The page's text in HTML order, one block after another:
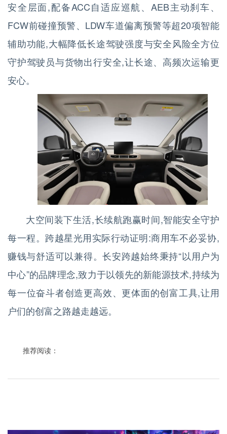
安全层面,配备ACC自适应巡航、AEB主动刹车、
FCW前碰撞预警、LDW车道偏离预警等超20项智能
辅助功能,大幅降低长途驾驶强度与安全风险全方位
守护驾驶员与货物出行安全,让长途、高频次运输更
安心。
大空间装下生活,长续航跑赢时间,智能安全守护
每一程。跨越星光用实际行动证明:商用车不必妥协,
赚钱与舒适可以兼得。长安跨越始终秉持“以用户为
中心”的品牌理念,致力于以领先的新能源技术,持续为
每一位奋斗者创造更高效、更体面的创富工具,让用
户们的创富之路越走越远。
推荐阅读：